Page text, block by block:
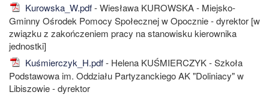
Kurowska_W.pdf- Wiesława KUROWSKA - Miejsko-
Gminny Ośrodek Pomocy Społecznej w Opocznie - dyrektor [w
związku z zakończeniem pracy na stanowisku kierownika
jednostki]
Kuśmierczyk_H.pdf- Helena KUŚMIERCZYK - Szkoła
Podstawowa im. Oddziału Partyzanckiego AK "Doliniacy" w
Libiszowie - dyrektor